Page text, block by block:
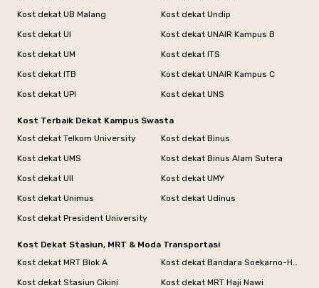
Kost dekat UB Malang
Kost dekat Undip
Kost dekat UI
Kost dekat UNAIR Kampus B
Kost dekat UM
Kost dekat ITS
Kost dekat ITB
Kost dekat UNAIR Kampus C
Kost dekat UPI
Kost dekat UNS
Kost Terbaik Dekat Kampus Swasta
Kost dekat Telkom University
Kost dekat Binus
Kost dekat UMS
Kost dekat Binus Alam Sutera
Kost dekat UII
Kost dekat UMY
Kost dekat Unimus
Kost dekat Udinus
Kost dekat President University
Kost Dekat Stasiun, MRT & Moda Transportasi
Kost dekat MRT Blok A
Kost dekat Stasiun Cikini
Kost dekat MRT Haji Nawi